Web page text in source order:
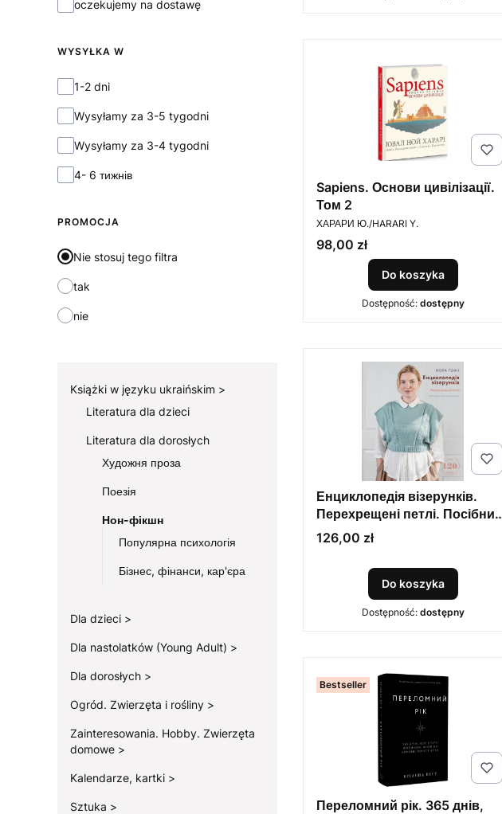
oczekujemy na dostawę
WYSYŁKA W
Wysyłka w
1-2 dni
Wysyłamy za 3-5 tygodni
Wysyłamy za 3-4 tygodni
4- 6 тижнів
PROMOCJA
Nie stosuj tego filtra
tak
nie
Książki w języku ukraińskim
Literatura dla dzieci
Literatura dla dorosłych
Художня проза
Поезія
Нон-фікшн
Популярна психологія
Бізнес, фінанси, кар'єра
Dla dzieci
Dla nastolatków (Young Adult)
Dla dorosłych
Ogród. Zwierzęta i rośliny
Zainteresowania. Hobby. Zwierzęta
domowe
Kalendarze, kartki
Sztuka
Sapiens. Основи цивілізації.
Том 2
PRODUCENT
ХАРАРИ Ю./HARARI Y.
Cena
98,00 zł
Do koszyka
Dostępność: dostępny
Енциклопедія візерунків.
Перехрещені петлі. Посібник
із плетіння та дизайну
Cena
126,00 zł
Do koszyka
Dostępność: dostępny
Bestseller
Переломний рік. 365 днів,